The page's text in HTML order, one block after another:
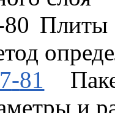
80 Плиты
-81
и